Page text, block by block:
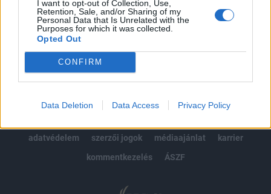
I want to opt-out of Collection, Use,
Retention, Sale, and/or Sharing of my
Personal Data that Is Unrelated with the
Purposes for which it was collected.
Opted Out
CONFIRM
Data Deletion Data Access Privacy Policy
MÁR ELŐFIZETŐNK VAGY?BEJELENTKEZÉS
adatvédelem
szerzői jogok médiaajánlat
karrier
kommentkezelés
ÁSZF